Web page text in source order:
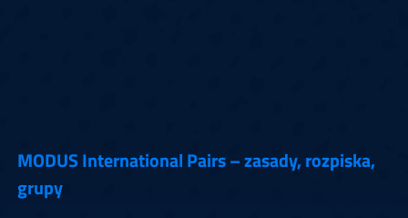
MODUS International Pairs – zasady, rozpiska,
grupy